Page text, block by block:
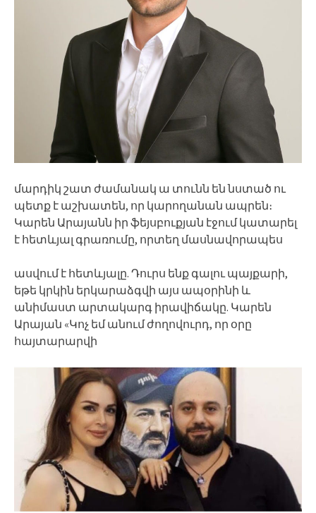
մարդիկ շատ ժամանակ ա տունն են նստած ու
պետք է աշխատեն, որ կարողանան ապրեն։
Կարեն Արայանն իր ֆեյսբուքյան էջում կատարել
է հետևյալ գրառումը, որտեղ մասնավորապես
ասվում է հետևյալը. Դուրս ենք գալու պայքարի,
եթե կրկին երկարաձգվի այս ապօրինի և
անիմաստ արտակարգ իրավիճակը. Կարեն
Արայան «Կոչ եմ անում ժողովուրդ, որ օրը
հայտարարվի